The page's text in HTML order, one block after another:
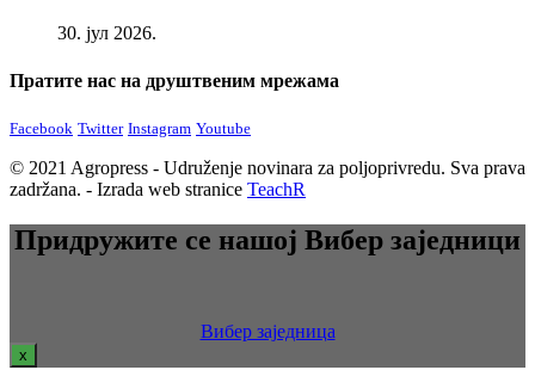
30. јул 2026.
Пратите нас на друштвеним мрежама
Facebook Twitter Instagram Youtube
© 2021 Agropress - Udruženje novinara za poljoprivredu. Sva prava
zadržana. - Izrada web stranice TeachR
Придружите се нашој Вибер заједници
Вибер заједница
x